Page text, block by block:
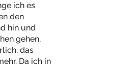
ich es
den
hin und
gehen,
das
Da ich in